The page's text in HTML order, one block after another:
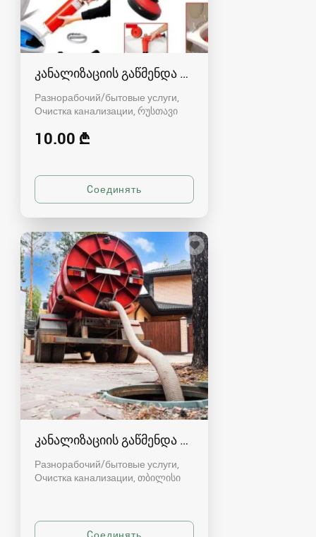
კანალიზაციის გაწმენდა რუსთავში - 591004680
Разнорабочий/бытовые услуги,
Очистка канализации რუსთავი
10.00 ₾
კანალიზაციის გაწმენდა თბილისი 557554000
Разнорабочий/бытовые услуги,
Очистка канализации თბილისი